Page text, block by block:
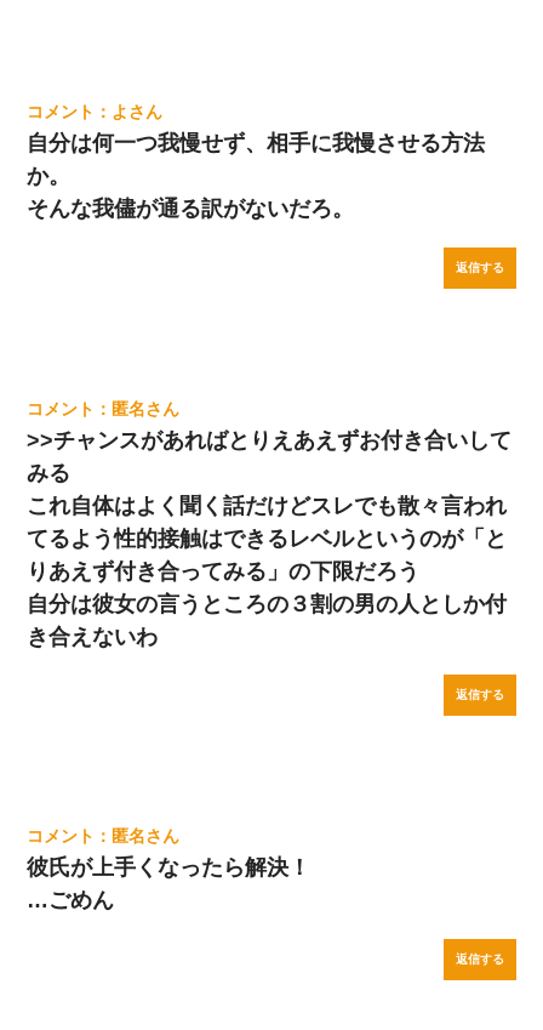
よ
自分は何一つ我慢せず、相手に我慢させる方法
か。
そんな我儘が通る訳がないだろ。
返信する
匿名
>>チャンスがあればとりえあえずお付き合いして
みる
これ自体はよく聞く話だけどスレでも散々言われ
てるよう性的接触はできるレベルというのが「と
りあえず付き合ってみる」の下限だろう
自分は彼女の言うところの３割の男の人としか付
き合えないわ
返信する
匿名
彼氏が上手くなったら解決！
…ごめん
返信する